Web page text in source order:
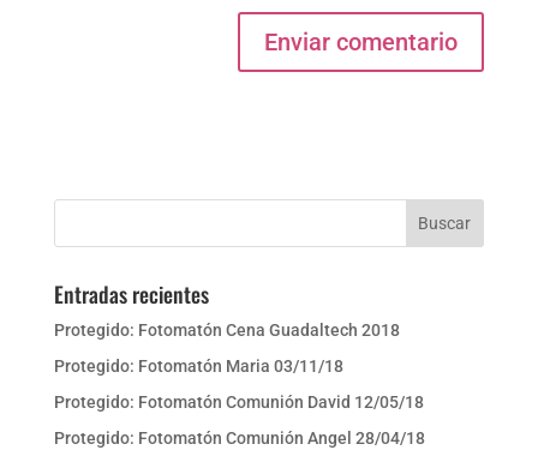
Entradas recientes
Protegido: Fotomatón Cena Guadaltech 2018
Protegido: Fotomatón Maria 03/11/18
Protegido: Fotomatón Comunión David 12/05/18
Protegido: Fotomatón Comunión Angel 28/04/18